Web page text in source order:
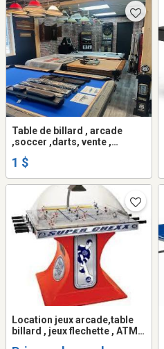
Table de billard , arcade
,soccer ,darts, vente ,
et usagé
1 $
Location jeux arcade,table
billard , jeux flechette , ATM